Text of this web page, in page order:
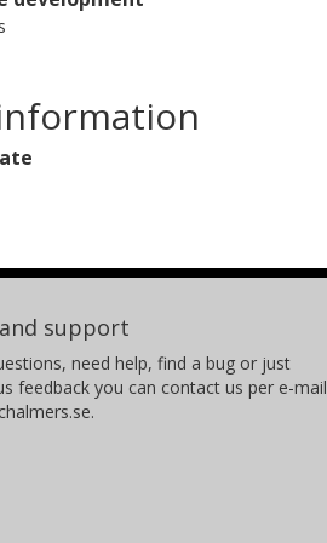
support
need help, find a bug or just
feedback you can contact us per e-mail